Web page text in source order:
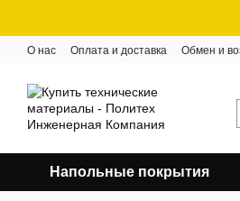
О нас Оплата и доставка Обмен и
Напольные покрытия